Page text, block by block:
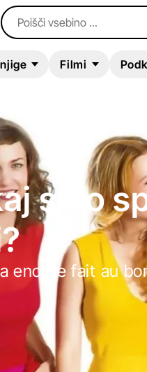
Poišči vsebino ...
Filmi
smo
encore fait au